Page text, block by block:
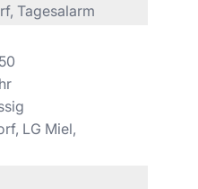
Tagesalarm
LG Miel,